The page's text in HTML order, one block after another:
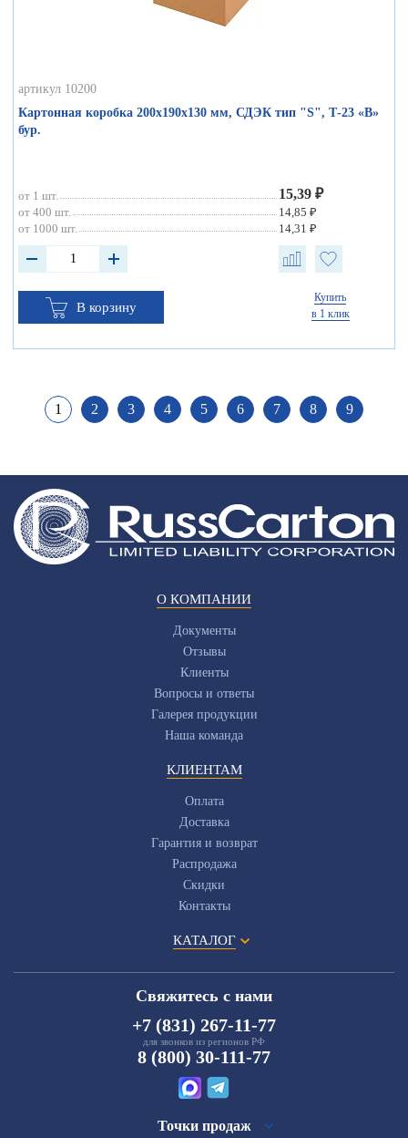
артикул 10200
Картонная коробка 200х190х130 мм, СДЭК тип "S", Т-23 «В»
бур.
от 1 шт. 15,39 ₽
от 400 шт.
14,85 ₽
от 1000 шт.
14,31 ₽
В корзину
Купить
в 1 клик
1 2 3 4 5 6 7 8 9
О КОМПАНИИ
Документы
Отзывы
Клиенты
Вопросы и ответы
Галерея продукции
Наша команда
КЛИЕНТАМ
Оплата
Доставка
Гарантия и возврат
Распродажа
Скидки
Контакты
КАТАЛОГ
Свяжитесь с нами
+7 (831) 267-11-77
для звонков из регионов РФ
8 (800) 30-111-77
Точки продаж